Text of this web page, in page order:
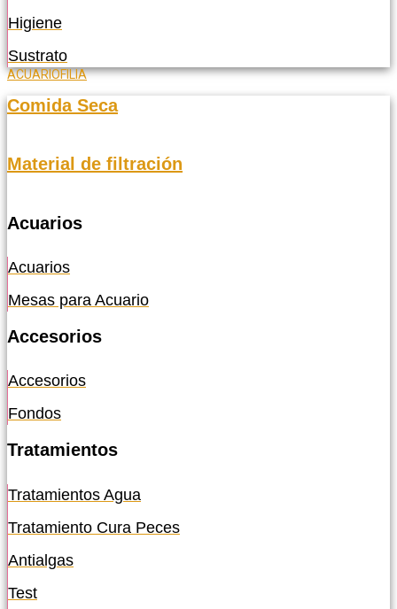
Higiene
Sustrato
ACUARIOFILIA
Comida Seca
Material de filtración
Acuarios
Acuarios
Mesas para Acuario
Accesorios
Accesorios
Fondos
Tratamientos
Tratamientos Agua
Tratamiento Cura Peces
Antialgas
Test